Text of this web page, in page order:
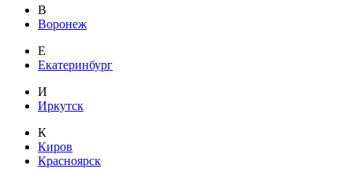
В
Воронеж
Е
Екатеринбург
И
Иркутск
К
Киров
Красноярск